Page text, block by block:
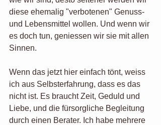
diese ehemalig "verbotenen" Genuss-
und Lebensmittel wollen. Und wenn wir
es doch tun, geniessen wir sie mit allen
Sinnen.
Wenn das jetzt hier einfach tönt, weiss
ich aus Selbsterfahrung, dass es das
nicht ist. Es braucht Zeit, Geduld und
Liebe, und die fürsorgliche Begleitung
durch einen Berater. Ich habe mehrere